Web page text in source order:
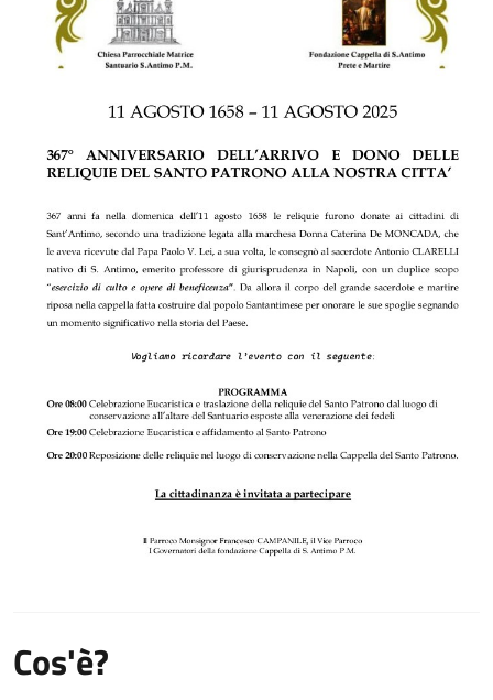
Cos'è?